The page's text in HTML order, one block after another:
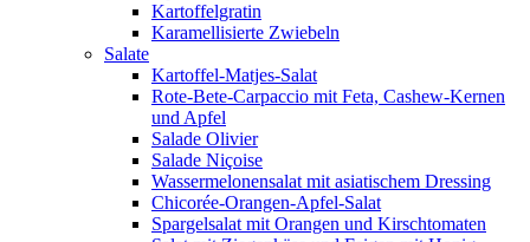
Kartoffelgratin
Karamellisierte Zwiebeln
Salate
Kartoffel-Matjes-Salat
Rote-Bete-Carpaccio mit Feta, Cashew-Kernen
und Apfel
Salade Olivier
Salade Niçoise
Wassermelonensalat mit asiatischem Dressing
Chicorée-Orangen-Apfel-Salat
Spargelsalat mit Orangen und Kirschtomaten